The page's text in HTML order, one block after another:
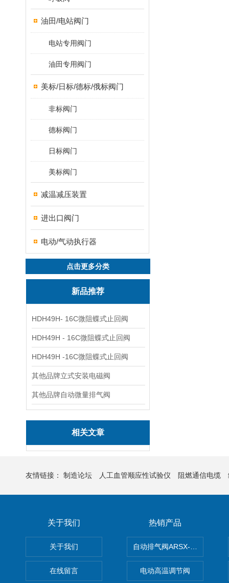
油田/电站阀门
电站专用阀门
油田专用阀门
美标/日标/德标/俄标阀门
非标阀门
德标阀门
日标阀门
美标阀门
减温减压装置
进出口阀门
电动/气动执行器
点击更多分类
新品推荐
HDH49H- 16C微阻蝶式止回阀
HDH49H - 16C微阻蝶式止回阀
HDH49H -16C微阻蝶式止回阀
其他品牌立式安装电磁阀
其他品牌自动微量排气阀
相关文章
友情链接： 制造论坛 人工血管顺应性试验仪 阻燃通信电缆
关于我们
关于我们
在线留言
热销产品
自动排气阀ARSX-0015/
电动高温调节阀